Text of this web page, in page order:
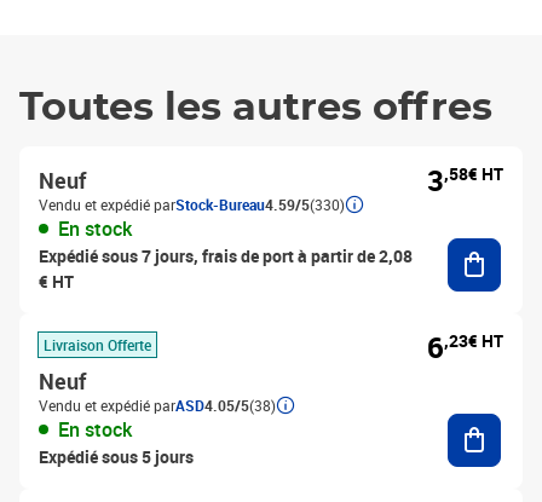
Toutes les autres offres
Neuf
Vendu et expédié parStock-Bureau4.59/5(330)
En stock
Expédié sous 7 jours, frais de port à partir de 2,08
€ HT
3,58€ HT
Livraison Offerte
Neuf
Vendu et expédié parASD4.05/5(38)
En stock
Expédié sous 5 jours
6,23€ HT